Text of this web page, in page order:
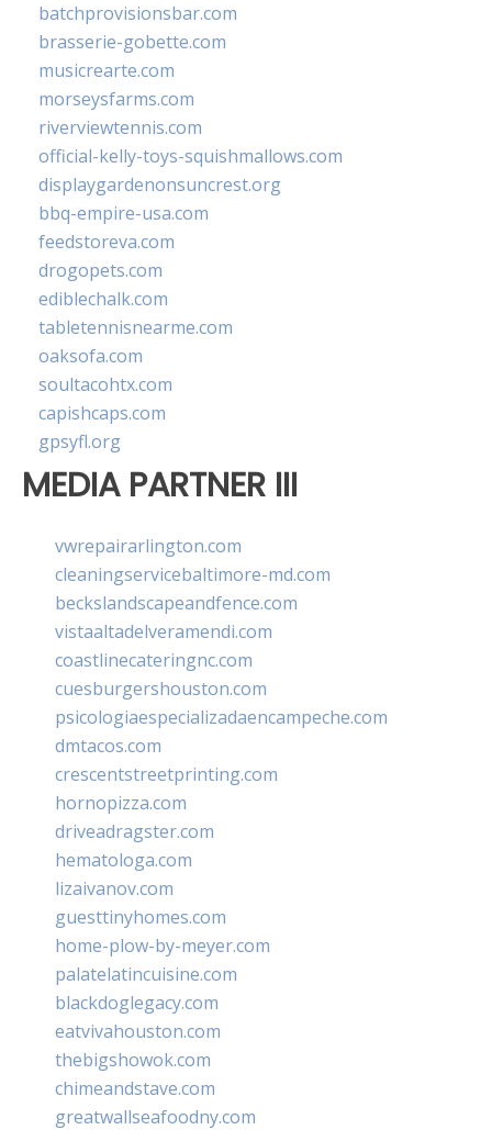
batchprovisionsbar.com
brasserie-gobette.com
musicrearte.com
morseysfarms.com
riverviewtennis.com
official-kelly-toys-squishmallows.com
displaygardenonsuncrest.org
bbq-empire-usa.com
feedstoreva.com
drogopets.com
ediblechalk.com
tabletennisnearme.com
oaksofa.com
soultacohtx.com
capishcaps.com
gpsyfl.org
MEDIA PARTNER III
vwrepairarlington.com
cleaningservicebaltimore-md.com
beckslandscapeandfence.com
vistaaltadelveramendi.com
coastlinecateringnc.com
cuesburgershouston.com
psicologiaespecializadaencampeche.com
dmtacos.com
crescentstreetprinting.com
hornopizza.com
driveadragster.com
hematologa.com
lizaivanov.com
guesttinyhomes.com
home-plow-by-meyer.com
palatelatincuisine.com
blackdoglegacy.com
eatvivahouston.com
thebigshowok.com
chimeandstave.com
greatwallseafoodny.com